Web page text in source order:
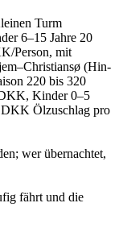
Turm
6–15 Jahre 20
Person, mit
(Hin-
220 bis 320
Kinder 0–5
DKK Ölzuschlag pro
wer übernachtet,
fährt und die